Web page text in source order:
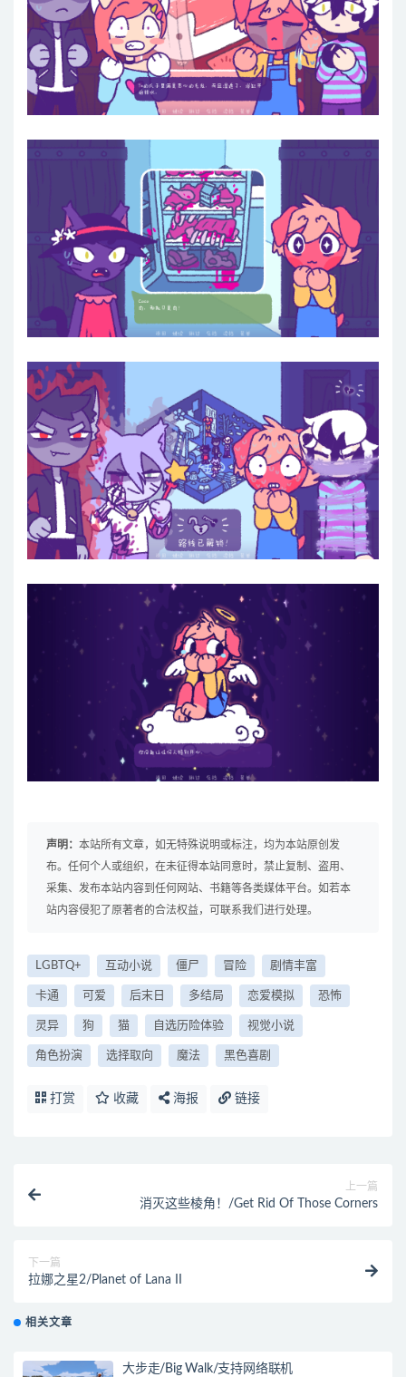
声明： 本站所有文章，如无特殊说明或标注，均为本站原创发
布。任何个人或组织，在未征得本站同意时，禁止复制、盗用、
采集、发布本站内容到任何网站、书籍等各类媒体平台。如若本
站内容侵犯了原著者的合法权益，可联系我们进行处理。
LGBTQ+ 互动小说 僵尸 冒险 剧情丰富
卡通 可爱 后末日 多结局 恋爱模拟 恐怖
灵异 狗 猫 自选历险体验 视觉小说
角色扮演 选择取向 魔法 黑色喜剧
打赏 收藏 海报 链接
上一篇
消灭这些棱角！/Get Rid Of Those Corners
下一篇
拉娜之星2/Planet of Lana II
相关文章
大步走/Big Walk/支持网络联机